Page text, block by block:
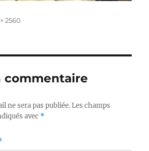
2560
commentaire
ne sera pas publiée. Les champs
avec *